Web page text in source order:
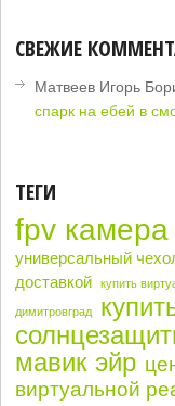
СВЕЖИЕ
Матвеев Игорь
спарк на ебей в
ТЕГИ
fpv камера
универсальный
доставкой
купить
димитровград
мавик эйр
виртуальной